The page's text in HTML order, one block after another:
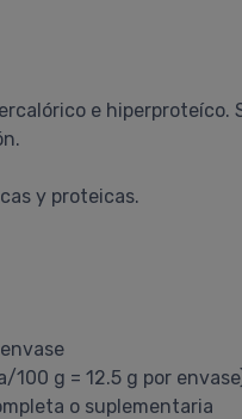
e hiperproteíco.
y proteicas.
g = 12.5 g por
o suplementaria